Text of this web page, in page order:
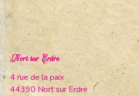
Nort sur Erdre
4 rue de la paix
44390 Nort sur Erdre